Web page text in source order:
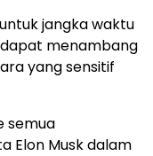
jangka waktu
menambang
yang sensitif
semua
Elon Musk dalam